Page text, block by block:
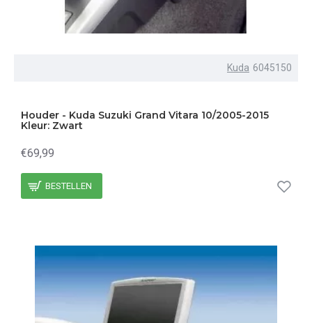
Kuda 6045150
Houder - Kuda Suzuki Grand Vitara 10/2005-2015
Kleur: Zwart
€69,99
BESTELLEN